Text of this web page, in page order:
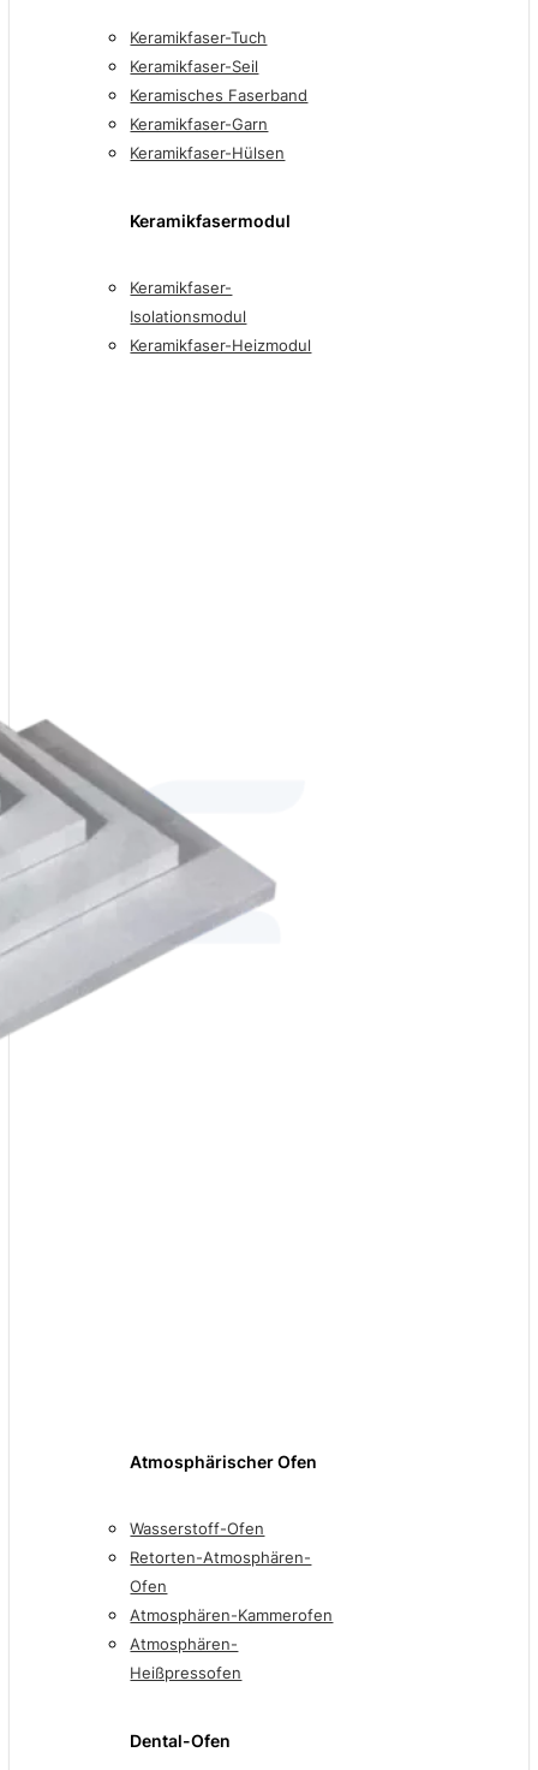
Keramikfaser-Tuch
Keramikfaser-Seil
Keramisches Faserband
Keramikfaser-Garn
Keramikfaser-Hülsen
Keramikfasermodul
Keramikfaser-
Isolationsmodul
Keramikfaser-Heizmodul
Atmosphärischer Ofen
Wasserstoff-Ofen
Retorten-Atmosphären-
Ofen
Atmosphären-Kammerofen
Atmosphären-
Heißpressofen
Dental-Ofen